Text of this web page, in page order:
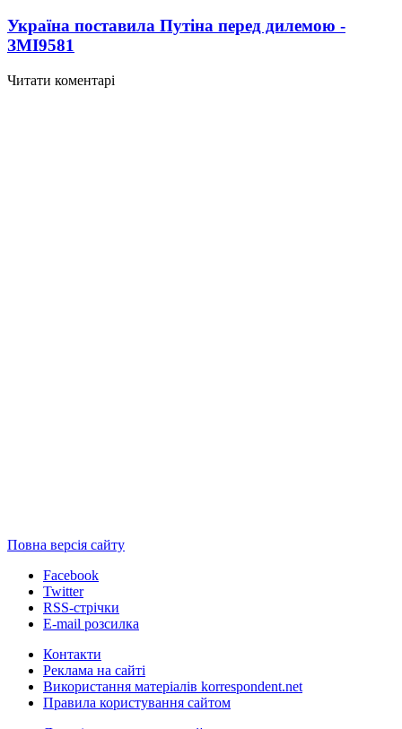
Україна поставила Путіна перед дилемою -
ЗМІ9581
Читати коментарі
Повна версія сайту
Facebook
Twitter
RSS-стрічки
E-mail розсилка
Контакти
Реклама на сайті
Використання матеріалів korrespondent.net
Правила користування сайтом